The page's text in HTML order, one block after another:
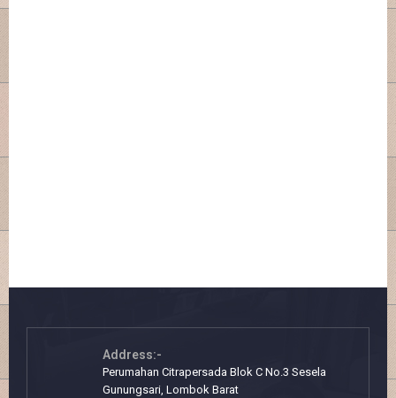
Address:-
Perumahan Citrapersada Blok C No.3 Sesela
Gunungsari, Lombok Barat